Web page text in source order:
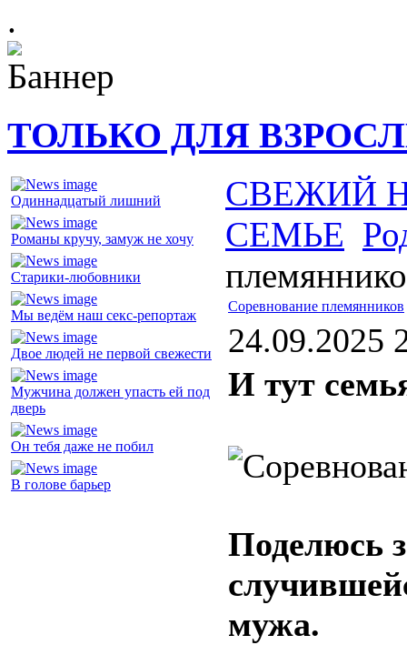
.
ТОЛЬКО ДЛЯ
Одиннадцатый лишний
Романы кручу, замуж не хочу
Старики-любовники
Мы ведём наш секс-репортаж
Двое людей не первой свежести
Мужчина должен упасть ей под
дверь
Он тебя даже не побил
В голове барьер
СВЕЖИЙ
СЕМЬЕ
Соревнование племянников
24.09.2025
И тут
Поделюсь
мужа.